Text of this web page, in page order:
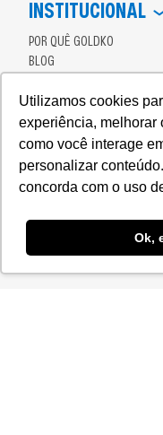
Utilizamos cookies
experiência, melhorar
como você interage
personalizar
concorda com o uso
Ok,
INSTITUCIONAL
POR QUÊ GOLDKO
BLOG
MAPA DO SITE
LOJAS
SEJA UM FRANQUEADO
POLÍTICA DE PRIVACIDADE